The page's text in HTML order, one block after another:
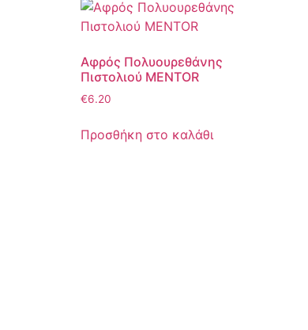
Αφρός Πολυουρεθάνης
Πιστολιού MENTOR
€6.20
Προσθήκη στο καλάθι